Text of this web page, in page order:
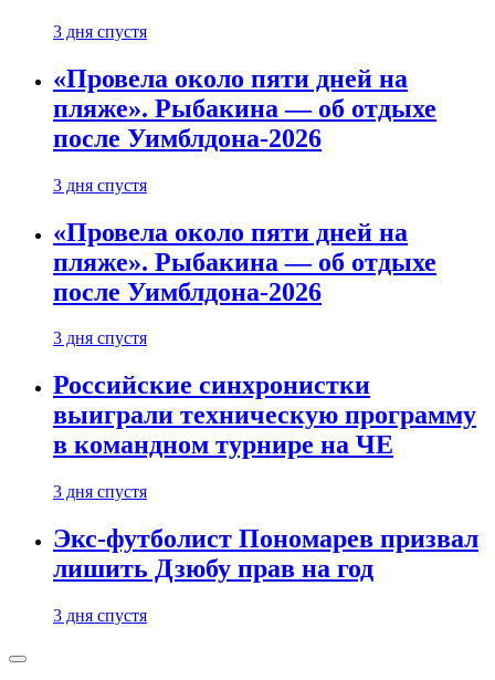
3 дня спустя
«Провела около пяти дней на
пляже». Рыбакина — об отдыхе
после Уимблдона-2026
3 дня спустя
«Провела около пяти дней на
пляже». Рыбакина — об отдыхе
после Уимблдона-2026
3 дня спустя
Российские синхронистки
выиграли техническую программу
в командном турнире на ЧЕ
3 дня спустя
Экс-футболист Пономарев призвал
лишить Дзюбу прав на год
3 дня спустя